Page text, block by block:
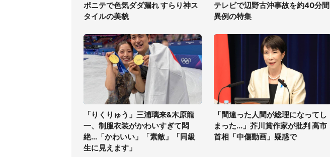
ポニテで色気ダダ漏れ すらり神ス
タイルの美貌
テレビで辺野古沖事故を約40分間
異例の特集
「りくりゅう」三浦璃来&木原龍
一、制服衣装がかわいすぎて悶
絶...「かわいい」「素敵」「同級
生に見えます」
「間違った人間が総理になってし
まった...」芥川賞作家が批判 高市
首相「中傷動画」疑惑で